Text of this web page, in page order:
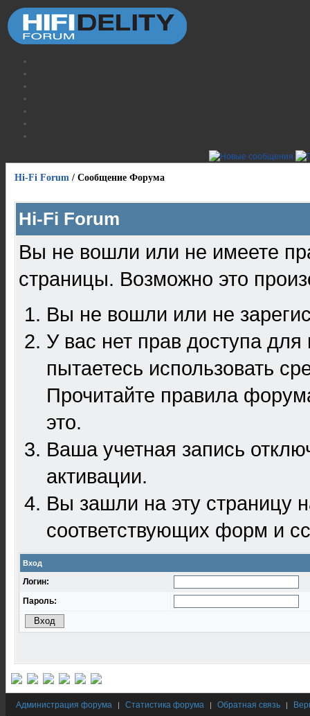
Hi-Fi Forum / Сообщение Форума
Hi-Fi Forum
Вы не вошли или не имеете
страницы. Возможно это
Вы не вошли или не
У вас нет прав доступа
пытаетесь использовать
Прочитайте правила
это.
Ваша учетная запись
активации.
Вы зашли на эту
соответствующих форм и
Вход
Логин:
Пароль:
Администрация форума | Статистика форума | Обратная связь |